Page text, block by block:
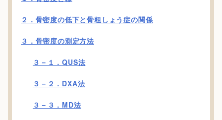
２．骨密度の低下と骨粗しょう症の関係
３．骨密度の測定方法
３－１．QUS法
３－２．DXA法
３－３．MD法